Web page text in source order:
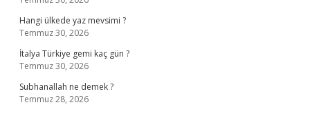
Hangi ülkede yaz mevsimi ?
Temmuz 30, 2026
İtalya Türkiye gemi kaç gün ?
Temmuz 30, 2026
Subhanallah ne demek ?
Temmuz 28, 2026